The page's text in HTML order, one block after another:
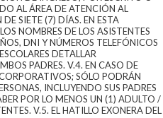
AL ÁREA DE ATENCIÓN AL
SIETE (7) DÍAS. EN ESTA
NOMBRES DE LOS ASISTENTES
DNI Y NÚMEROS TELEFÓNICOS
DETALLAR
PADRES. V.4. EN CASO DE
SÓLO PODRÁN
INCLUYENDO SUS PADRES
POR LO MENOS UN (1) ADULTO /
V.5. EL HATILLO EXONERA DEL